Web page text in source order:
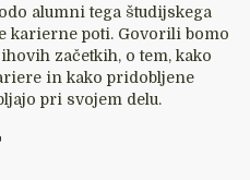
alumni tega študijskega
karierne poti. Govorili bomo
začetkih, o tem, kako
in kako pridobljene
pri svojem delu.